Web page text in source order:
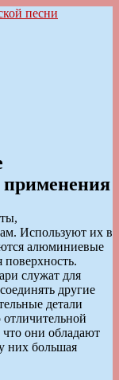
применения
Используют их в
алюминиевые
служат для
другие
детали
что они обладают
них большая